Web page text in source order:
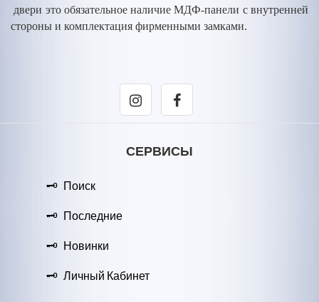
двери это обязательное наличие МДФ-панели с внутренней
стороны и комплектация фирменными замками.
СЕРВИСЫ
Поиск
Последние
Новинки
Личный Кабинет